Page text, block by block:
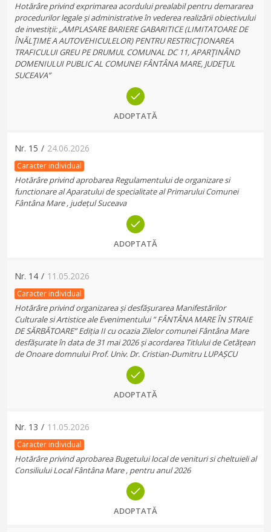
Hotărâre privind exprimarea acordului prealabil pentru demararea
procedurilor legale și administrative în vederea realizării obiectivului
de investiții: „AMPLASARE BARIERE GABARITICE (LIMITATOARE DE
ÎNĂLŢIME A AUTOVEHICULELOR) PENTRU RESTRICŢIONAREA
TRAFICULUI GREU PE DRUMUL COMUNAL DC 11, APARŢINÂND
DOMENIULUI PUBLIC AL COMUNEI FÂNTÂNA MARE, JUDEŢUL
SUCEAVA”
ADOPTATĂ
Nr. 15 / 24.06.2026
Caracter individual
Hotărâre privind aprobarea Regulamentului de organizare si
functionare al Aparatului de specialitate al Primarului Comunei
Fântâna Mare , județul Suceava
ADOPTATĂ
Nr. 14 / 11.05.2026
Caracter individual
Hotărâre privind organizarea și desfășurarea Manifestărilor
Culturale si Artistice ale Evenimentului ” FÂNTÂNA MARE ÎN STRAIE
DE SĂRBĂTOARE” Ediția II cu ocazia Zilelor comunei Fântâna Mare
desfășurate în data de 31 mai 2026 și acordarea Titlului de Cetățean
de Onoare domnului Prof. Univ. Dr. Cristian-Dumitru LUPAȘCU
ADOPTATĂ
Nr. 13 / 11.05.2026
Caracter individual
Hotărâre privind aprobarea Bugetului local de venituri si cheltuieli al
Consiliului Local Fântâna Mare , pentru anul 2026
ADOPTATĂ